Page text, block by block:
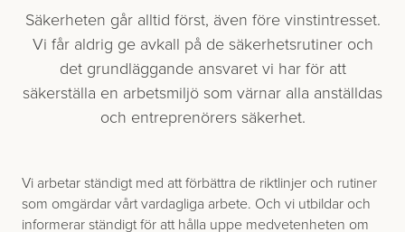
Säkerheten går alltid först, även före vinstintresset.
Vi får aldrig ge avkall på de säkerhetsrutiner och
det grundläggande ansvaret vi har för att
säkerställa en arbets­miljö som värnar alla anställdas
och entreprenörers säkerhet.
Vi arbetar ständigt med att förbättra de riktlinjer och rutiner
som omgärdar vårt vardagliga arbete. Och vi utbildar och
informerar ständigt för att hålla uppe medvetenheten om